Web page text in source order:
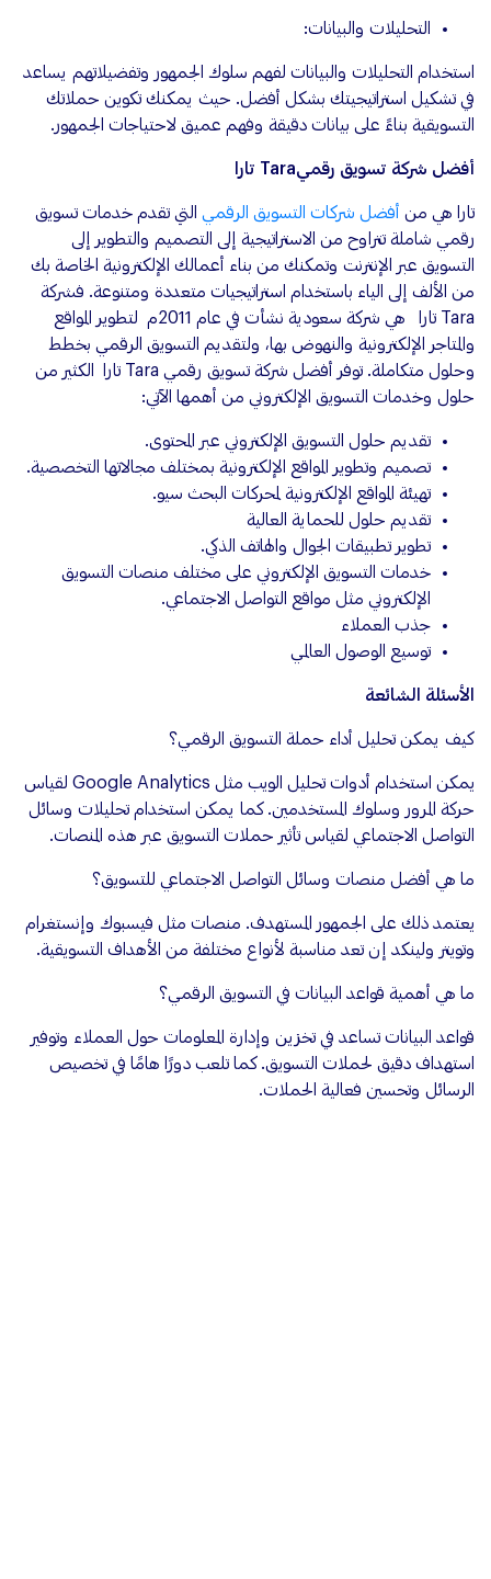
التحليلات والبيانات:
استخدام التحليلات والبيانات لفهم سلوك الجمهور وتفضيلاتهم يساعد
في تشكيل استراتيجيتك بشكل أفضل. حيث يمكنك تكوين حملاتك
التسويقية بناءً على بيانات دقيقة وفهم عميق لاحتياجات الجمهور.
أفضل شركة تسويق رقميTara تارا
تارا هي من أفضل شركات التسويق الرقمي التي تقدم خدمات تسويق
رقمي شاملة تتراوح من الاستراتيجية إلى التصميم والتطوير إلى
التسويق عبر الإنترنت وتمكنك من بناء أعمالك الإلكترونية الخاصة بك
من الألف إلى الياء باستخدام استراتيجيات متعددة ومتنوعة. فشركة
Tara تارا هي شركة سعودية نشأت في عام 2011م لتطوير المواقع
والمتاجر الإلكترونية والنهوض بها، ولتقديم التسويق الرقمي بخطط
وحلول متكاملة. توفر أفضل شركة تسويق رقمي Tara تارا الكثير من
حلول وخدمات التسويق الإلكتروني من أهمها الآتي:
تقديم حلول التسويق الإلكتروني عبر المحتوى.
تصميم وتطوير المواقع الإلكترونية بمختلف مجالاتها التخصصية.
تهيئة المواقع الإلكترونية لمحركات البحث سيو.
تقديم حلول للحماية العالية
تطوير تطبيقات الجوال والهاتف الذكي.
خدمات التسويق الإلكتروني على مختلف منصات التسويق
الإلكتروني مثل مواقع التواصل الاجتماعي.
جذب العملاء
توسيع الوصول العالمي
الأسئلة الشائعة
كيف يمكن تحليل أداء حملة التسويق الرقمي؟
يمكن استخدام أدوات تحليل الويب مثل Google Analytics لقياس
حركة المرور وسلوك المستخدمين. كما يمكن استخدام تحليلات وسائل
التواصل الاجتماعي لقياس تأثير حملات التسويق عبر هذه المنصات.
ما هي أفضل منصات وسائل التواصل الاجتماعي للتسويق؟
يعتمد ذلك على الجمهور المستهدف. منصات مثل فيسبوك وإنستغرام
وتويتر ولينكد إن تعد مناسبة لأنواع مختلفة من الأهداف التسويقية.
ما هي أهمية قواعد البيانات في التسويق الرقمي؟
قواعد البيانات تساعد في تخزين وإدارة المعلومات حول العملاء وتوفير
استهداف دقيق لحملات التسويق. كما تلعب دورًا هامًا في تخصيص
الرسائل وتحسين فعالية الحملات.